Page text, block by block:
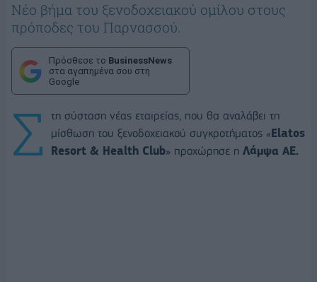
Νέο βήμα του ξενοδοχειακού ομίλου στους
πρόποδες του Παρνασσού.
Πρόσθεσε το BusinessNews
στα αγαπημένα σου στη
Google
Σ
τη σύσταση νέας εταιρείας, που θα αναλάβει τη
μίσθωση του ξενοδοχειακού συγκροτήματος «Elatos
Resort & Health Club» προχώρησε η Λάμψα AE.